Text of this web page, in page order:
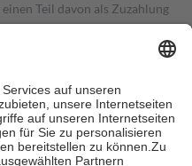
Teil davon als Zuzahlung
in Höhe von zehn
nie mehr als die tatsächlichen
für Online-Apotheken.
beträgt die
sowie zehn Euro je